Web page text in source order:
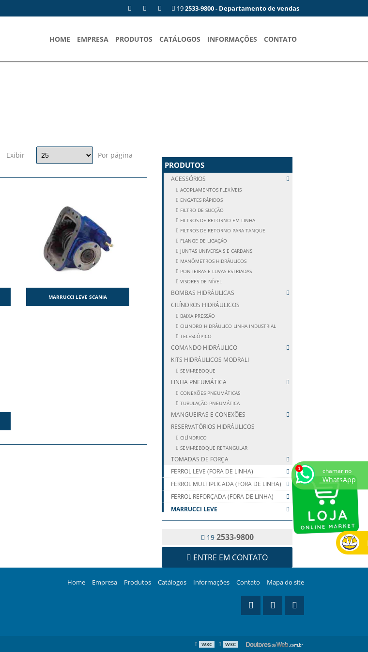
192533-9800 - Departamento de vendas
HOME EMPRESA PRODUTOS CATÁLOGOS INFORMAÇÕES CONTATO
Exibir Por página
MARRUCCI LEVE SCANIA
PRODUTOS
ACESSÓRIOS
ACOPLAMENTOS FLEXÍVEIS
ENGATES RÁPIDOS
FILTRO DE SUCÇÃO
FILTROS DE RETORNO EM LINHA
FILTROS DE RETORNO PARA TANQUE
FLANGE DE LIGAÇÃO
JUNTAS UNIVERSAIS E CARDANS
MANÔMETROS HIDRÁULICOS
PONTEIRAS E LUVAS ESTRIADAS
VISORES DE NÍVEL
BOMBAS HIDRÁULICAS
CILÍNDROS HIDRÁULICOS
BAIXA PRESSÃO
CILINDRO HIDRÁULICO LINHA INDUSTRIAL
TELESCÓPICO
COMANDO HIDRÁULICO
KITS HIDRÁULICOS MODRALI
SEMI-REBOQUE
LINHA PNEUMÁTICA
CONEXÕES PNEUMÁTICAS
TUBULAÇÃO PNEUMÁTICA
MANGUEIRAS E CONEXÕES
RESERVATÓRIOS HIDRÁULICOS
CILÍNDRICO
SEMI-REBOQUE RETANGULAR
TOMADAS DE FORÇA
FERROL LEVE (FORA DE LINHA)
FERROL MULTIPLICADA (FORA DE LINHA)
FERROL REFORÇADA (FORA DE LINHA)
MARRUCCI LEVE
MARRUCCI MULTIPLICADA
TAKARADA LEVE
TAKARADA MULTIPLICADA
TAKARADA REFORÇADA
19 2533-9800
ENTRE EM CONTATO
Home Empresa Produtos Catálogos Informações Contato Mapa do site
W3C W3C
chamar no
WhatsApp